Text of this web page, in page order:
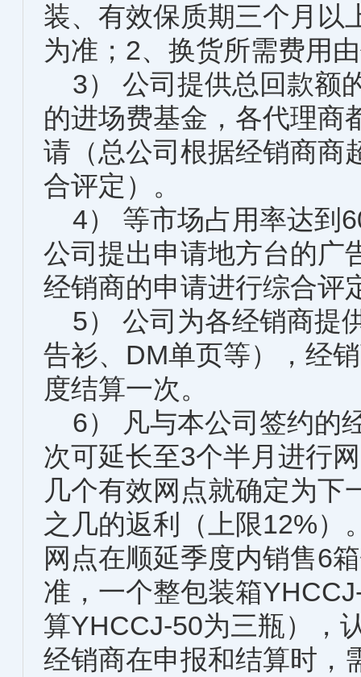
装、有效保质期三个月以
为准；2、换货所需费用
3） 公司提供总回款额
的进场费基金，各代理商
请（总公司根据经销商商
合评定）。
4） 等市场占用率达到
公司提出申请地方台的广
经销商的申请进行综合评
5） 公司为各经销商提
告衫、DM单页等），经
度结算一次。
6） 凡与本公司签约的
次可延长至3个半月进行
几个有效网点就确定为下
之几的返利（上限12%）
网点在顺延季度内销售6
准，一个整包装箱
算YHCCJ-50为三瓶），
经销商在申报和结算时，